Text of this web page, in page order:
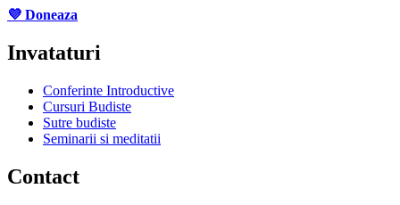
💜 Doneaza
Invataturi
Conferinte Introductive
Cursuri Budiste
Sutre budiste
Seminarii si meditatii
Contact